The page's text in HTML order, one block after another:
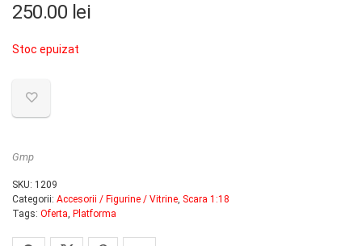
250.00 lei
Stoc epuizat
Gmp
SKU: 1209
Categorii: Accesorii / Figurine / Vitrine, Scara 1:18
Tags: Oferta, Platforma